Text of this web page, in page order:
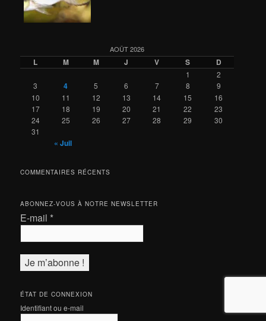
AOÛT 2026
L M M J V S D
1
2
3
4 5 6 7 8
9
10
11 12 13 14 15
16
17
18 19 20 21 22
23
24
25 26 27 28 29
30
31
« Juil
COMMENTAIRES RÉCENTS
ABONNEZ-VOUS À NOTRE NEWSLETTER
E-mail *
ÉTAT DE CONNEXION
Identifiant ou e-mail